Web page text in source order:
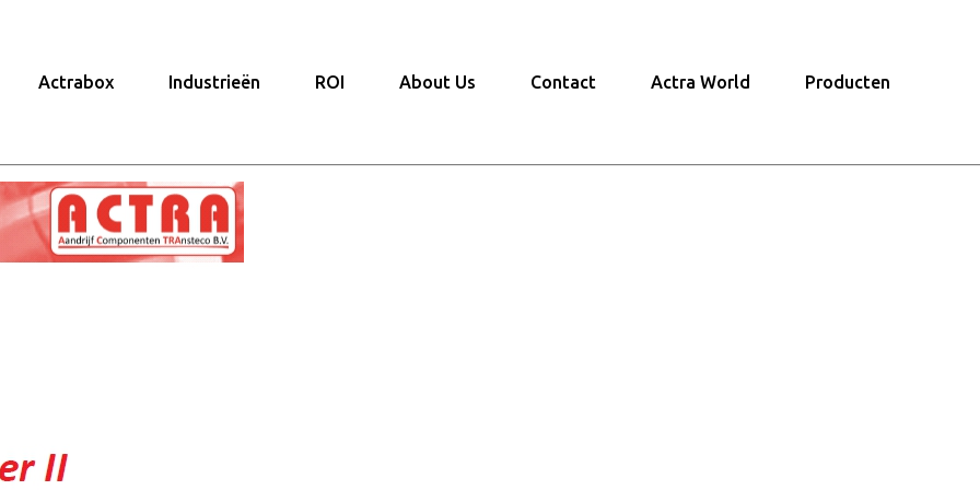
Actrabox Industrieën ROI About Us Contact Actra World Producten